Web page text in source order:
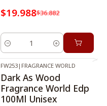
$19.988$36.882
Cantidad
FW253 | FRAGRANCE WORLD
Dark As Wood
Fragrance World Edp
100Ml Unisex